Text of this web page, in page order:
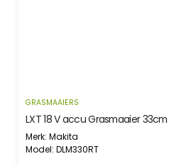
GRASMAAIERS
LXT 18 V accu Grasmaaier 33cm
Merk: Makita
Model: DLM330RT